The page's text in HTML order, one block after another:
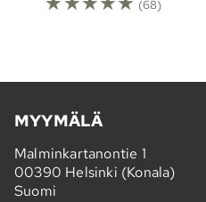
(68)
MYYMÄLÄ
Malminkartanontie 1
00390 Helsinki (Konala)
Suomi